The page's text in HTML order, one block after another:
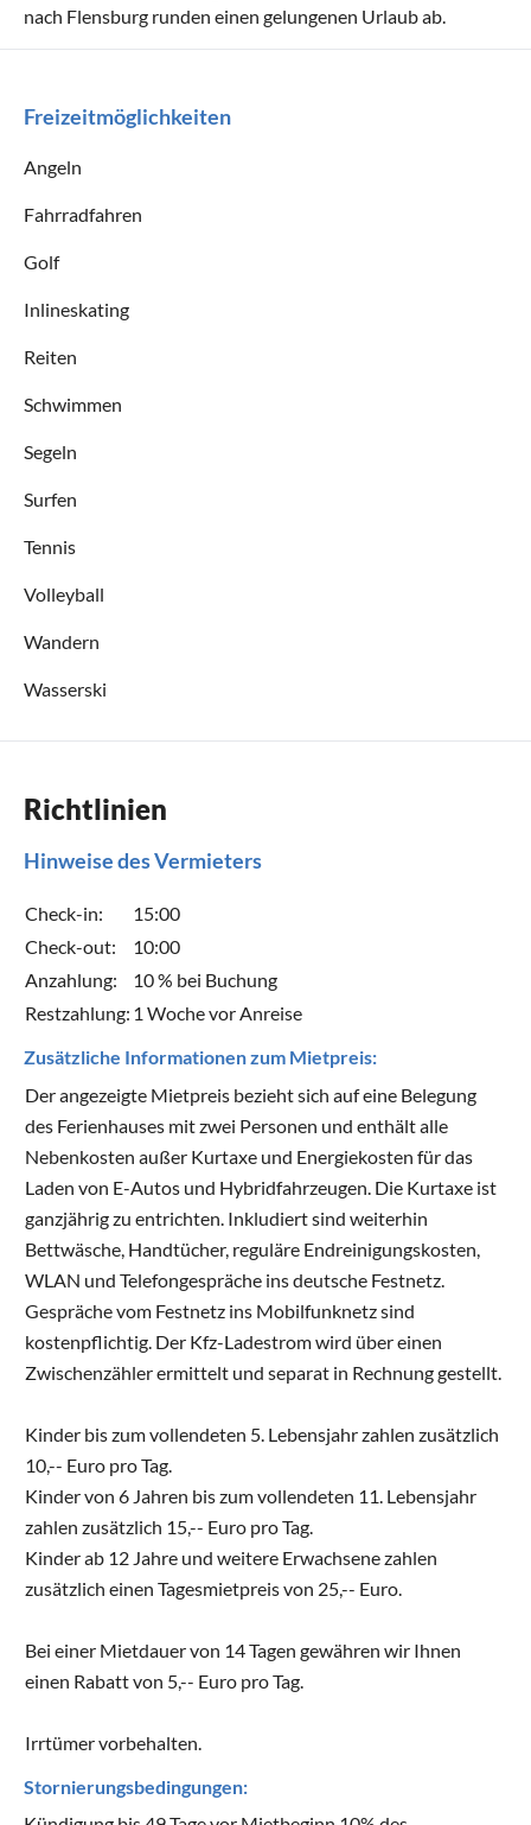
nach Flensburg runden einen gelungenen Urlaub ab.
Freizeitmöglichkeiten
Angeln
Fahrradfahren
Golf
Inlineskating
Reiten
Schwimmen
Segeln
Surfen
Tennis
Volleyball
Wandern
Wasserski
Richtlinien
Hinweise des Vermieters
Check-in:
15:00
Check-out:
10:00
Anzahlung:
10 % bei Buchung
Restzahlung: 1 Woche vor Anreise
Zusätzliche Informationen zum Mietpreis:
Der angezeigte Mietpreis bezieht sich auf eine Belegung
des Ferienhauses mit zwei Personen und enthält alle
Nebenkosten außer Kurtaxe und Energiekosten für das
Laden von E-Autos und Hybridfahrzeugen. Die Kurtaxe ist
ganzjährig zu entrichten. Inkludiert sind weiterhin
Bettwäsche, Handtücher, reguläre Endreinigungskosten,
WLAN und Telefongespräche ins deutsche Festnetz.
Gespräche vom Festnetz ins Mobilfunknetz sind
kostenpflichtig. Der Kfz-Ladestrom wird über einen
Zwischenzähler ermittelt und separat in Rechnung gestellt.
Kinder bis zum vollendeten 5. Lebensjahr zahlen zusätzlich
10,-- Euro pro Tag.
Kinder von 6 Jahren bis zum vollendeten 11. Lebensjahr
zahlen zusätzlich 15,-- Euro pro Tag.
Kinder ab 12 Jahre und weitere Erwachsene zahlen
zusätzlich einen Tagesmietpreis von 25,-- Euro.
Bei einer Mietdauer von 14 Tagen gewähren wir Ihnen
einen Rabatt von 5,-- Euro pro Tag.
Irrtümer vorbehalten.
Stornierungsbedingungen: